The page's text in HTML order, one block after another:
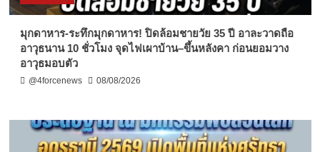
มุกดาหาร-ระทึกมุกดาหาร! ปิดล้อมชายวัย 35 ปี อาละวาดถือ
อาวุธนาน 10 ชั่วโมง จุดไฟเผาบ้าน–ขึ้นหลังคา ก่อนยอมวาง
อาวุธมอบตัว
@4forcenews 08/08/2026